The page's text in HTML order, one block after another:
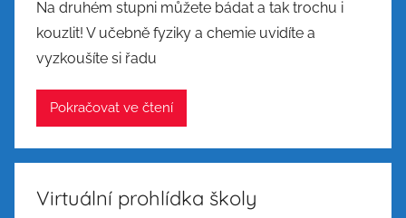
Na druhém stupni můžete bádat a tak trochu i
kouzlit! V učebně fyziky a chemie uvidíte a
vyzkoušíte si řadu
Pokračovat ve čtení
Virtuální prohlídka školy